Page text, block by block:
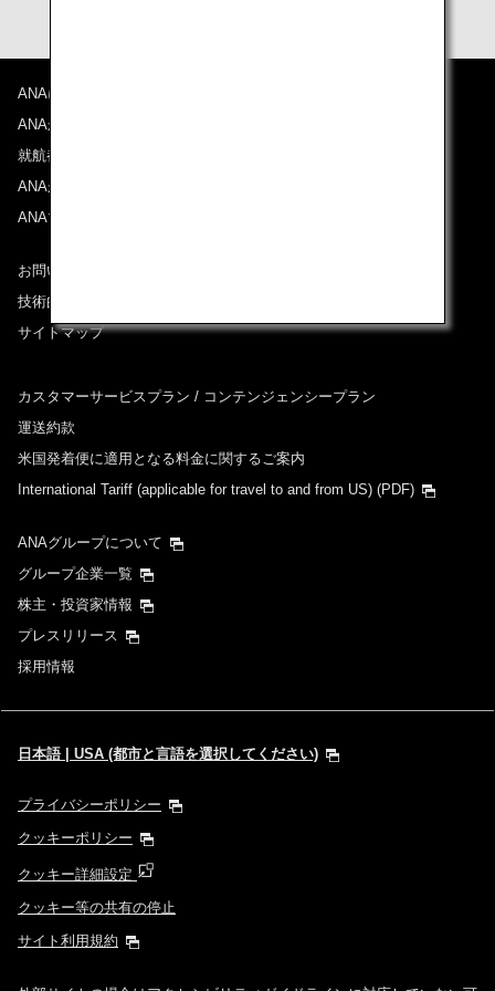
ANAについて
ANAからのお知らせ
就航都市
ANAがお約束する体験
ANAマイレージクラブ
お問い合わせ
技術的なお問い合わせ（推奨環境）
サイトマップ
カスタマーサービスプラン / コンテンジェンシープラン
運送約款
米国発着便に適用となる料金に関するご案内
International Tariff (applicable for travel to and from US) (PDF)
ANAグループについて
グループ企業一覧
株主・投資家情報
プレスリリース
採用情報
日本語 | USA (都市と言語を選択してください)
プライバシーポリシー
クッキーポリシー
クッキー詳細設定
クッキー等の共有の停止
サイト利用規約